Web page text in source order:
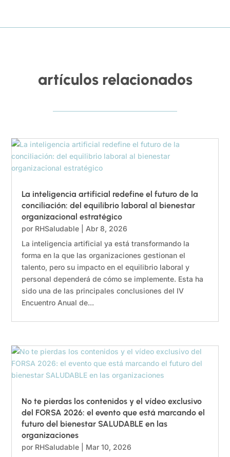
artículos relacionados
La inteligencia artificial redefine el futuro de la
conciliación: del equilibrio laboral al bienestar
organizacional estratégico
por RHSaludable
Abr 8, 2026
La inteligencia artificial ya está transformando la
forma en la que las organizaciones gestionan el
talento, pero su impacto en el equilibrio laboral y
personal dependerá de cómo se implemente. Esta ha
sido una de las principales conclusiones del IV
Encuentro Anual de...
No te pierdas los contenidos y el vídeo exclusivo
del FORSA 2026: el evento que está marcando el
futuro del bienestar SALUDABLE en las
organizaciones
por RHSaludable
Mar 10, 2026